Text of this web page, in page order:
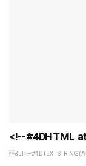
<!--#4DHTML
&LT;!--#4DTEXT